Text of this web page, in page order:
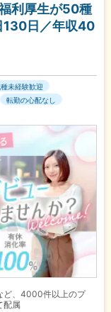
利厚生が50種
130日／年収40
未経験歓迎
転勤の心配なし
ど、4000件以上のプ
配属